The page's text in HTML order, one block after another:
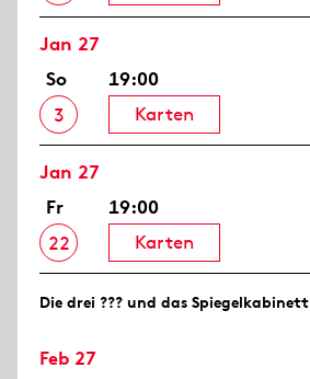
Jan 27
So
3
19:00
Karten
Jan 27
Fr
22
19:00
Karten
Die drei ??? und das Spiegelkabinett
Feb 27